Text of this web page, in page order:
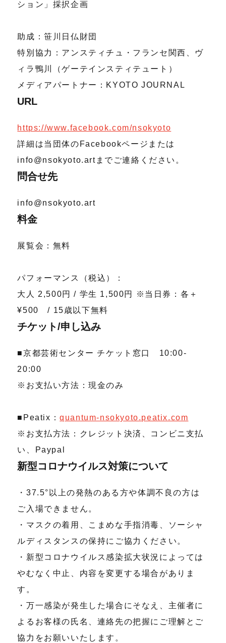
ション」採択企画
助成：笹川日仏財団
特別協力：アンスティチュ・フランセ関西、ヴ
ィラ鴨川（ゲーテインスティテュート）
メディアパートナー：KYOTO JOURNAL
URL
https://www.facebook.com/nsokyoto
詳細は当団体のFacebookページまたは
info@nsokyoto.artまでご連絡ください。
問合せ先
info@nsokyoto.art
料金
展覧会：無料
パフォーマンス（税込）：
大人 2,500円 / 学生 1,500円 ※当日券：各＋
¥500 / 15歳以下無料
チケット/申し込み
■京都芸術センター チケット窓口 10:00-
20:00
※お支払い方法：現金のみ
■Peatix：quantum-nsokyoto.peatix.com
※お支払方法：クレジット決済、コンビニ支払
い、Paypal
新型コロナウイルス対策について
・37.5°以上の発熱のある方や体調不良の方は
ご入場できません。
・マスクの着用、こまめな手指消毒、ソーシャ
ルディスタンスの保持にご協力ください。
・新型コロナウイルス感染拡大状況によっては
やむなく中止、内容を変更する場合がありま
す。
・万一感染が発生した場合にそなえ、主催者に
よるお客様の氏名、連絡先の把握にご理解とご
協力をお願いいたします。